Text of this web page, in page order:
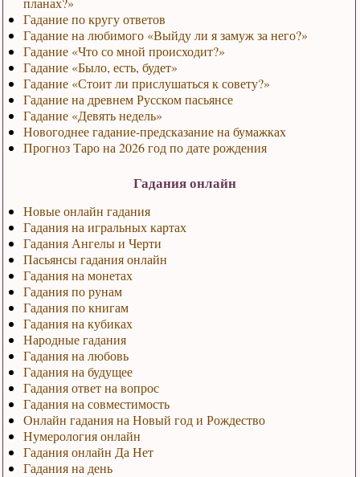
Гадание по кругу ответов
Гадание на любимого «Выйду ли я замуж за него?»
Гадание «Что со мной происходит?»
Гадание «Было, есть, будет»
Гадание «Стоит ли прислушаться к совету?»
Гадание на древнем Русском пасьянсе
Гадание «Девять недель»
Новогоднее гадание-предсказание на бумажках
Прогноз Таро на 2026 год по дате рождения
Гадания онлайн
Новые онлайн гадания
Гадания на игральных картах
Гадания Ангелы и Черти
Пасьянсы гадания онлайн
Гадания на монетах
Гадания по рунам
Гадания по книгам
Гадания на кубиках
Народные гадания
Гадания на любовь
Гадания на будущее
Гадания ответ на вопрос
Гадания на совместимость
Онлайн гадания на Новый год и Рождество
Нумерология онлайн
Гадания онлайн Да Нет
Гадания на день